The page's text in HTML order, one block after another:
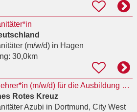
(m/w/d)in Hagen
30,0km
Klassenlehrer*in (m/w/d) für die Ausbildung von Notfallsanitäter*innen
Rotes Kreuz
Azubi in Dortmund, City West